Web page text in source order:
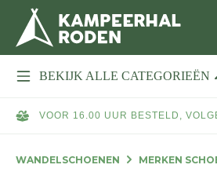
BEKIJK ALLE CATEGORIEËN
VOOR 16.00 UUR BESTELD,
WANDELSCHOENEN MERKEN